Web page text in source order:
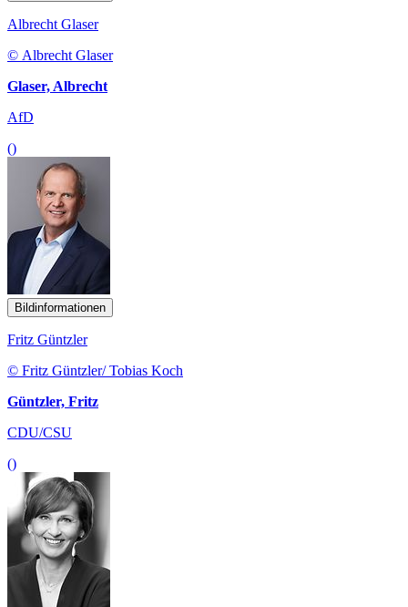
Albrecht Glaser
© Albrecht Glaser
Glaser, Albrecht
AfD
()
Bildinformationen
Fritz Güntzler
© Fritz Güntzler/ Tobias Koch
Güntzler, Fritz
CDU/CSU
()